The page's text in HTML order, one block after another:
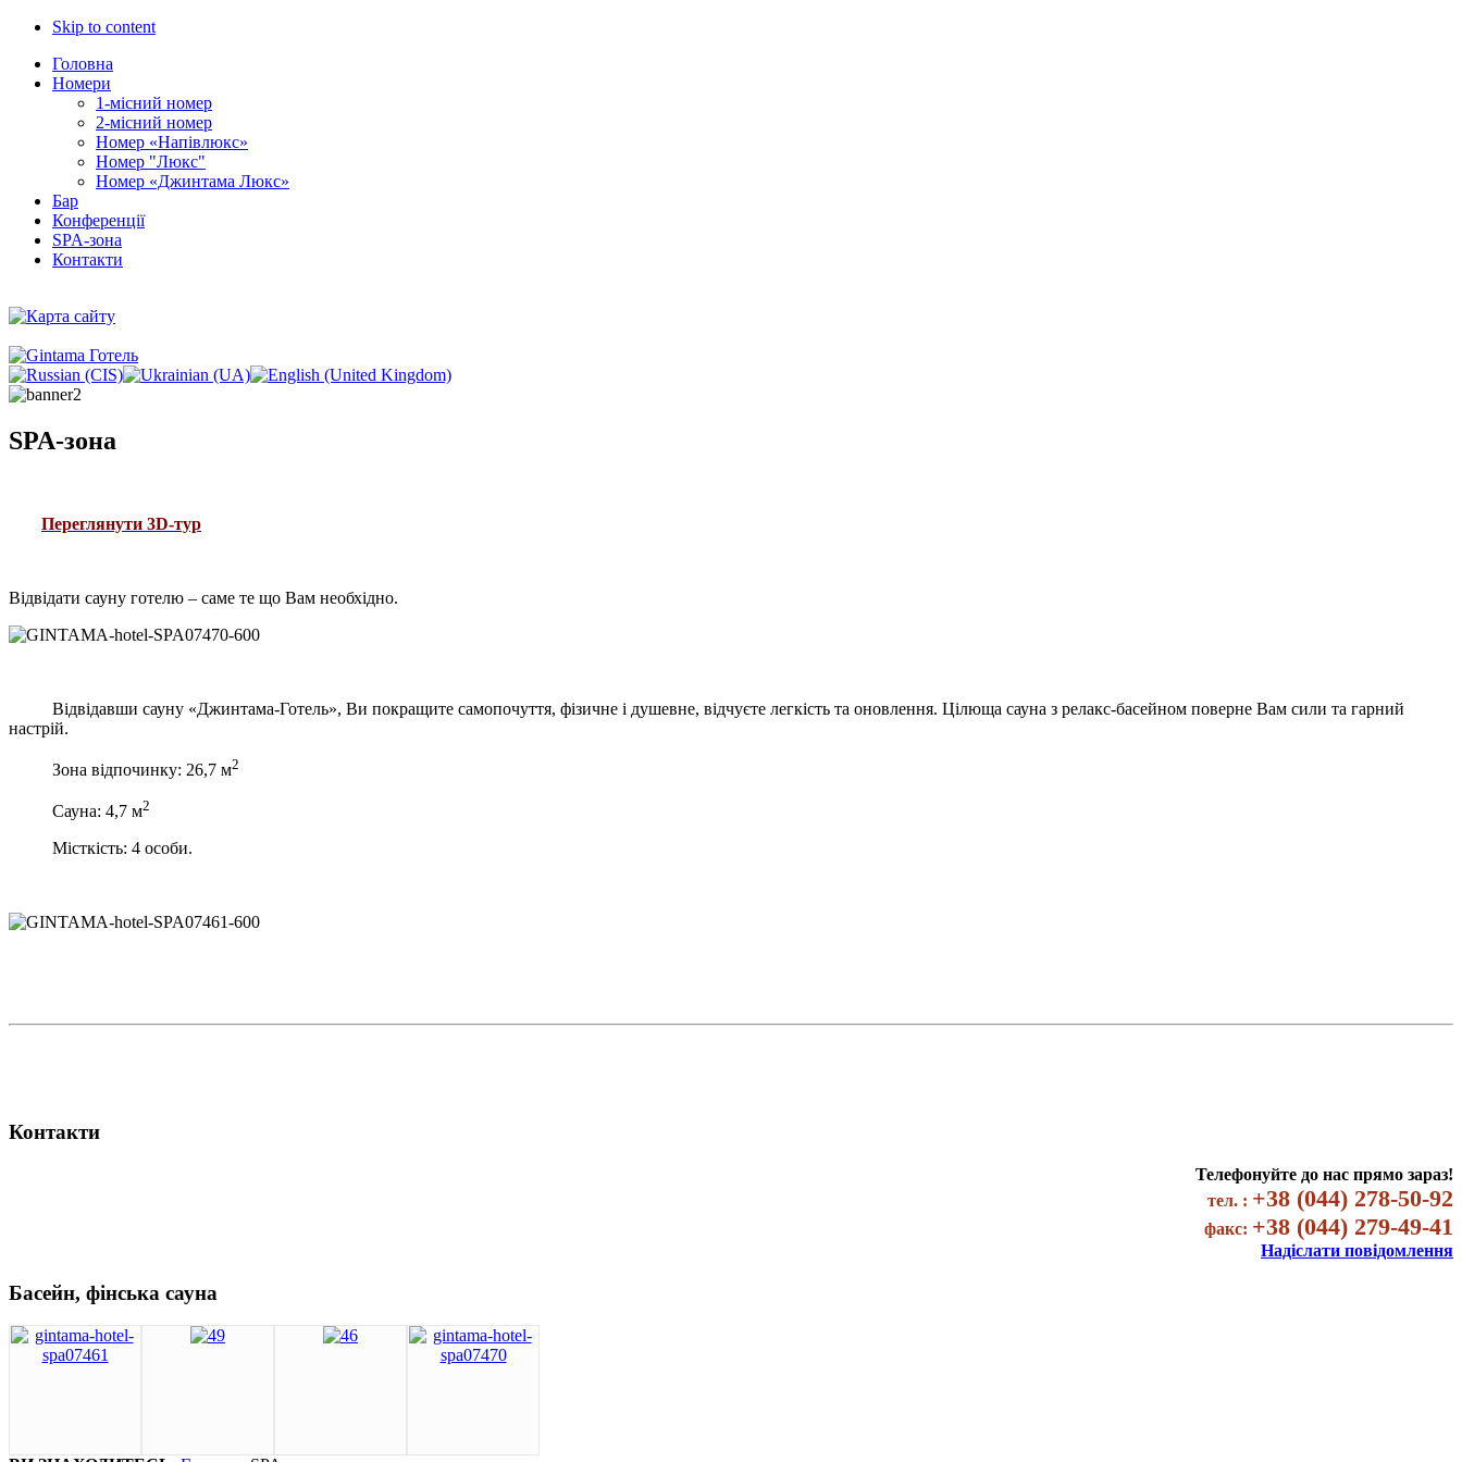
Skip to content
Головна
Номери
1-місний номер
2-місний номер
Номер «Напівлюкс»
Номер "Люкс"
Номер «Джинтама Люкс»
Бар
Конференції
SPA-зона
Контакти
SPA-зона
Переглянути 3D-тур
Відвідати сауну готелю – саме те що Вам необхідно.
Відвідавши сауну «Джинтама-Готель», Ви покращите самопочуття, фізичне і душевне, відчуєте легкість та оновлення. Цілюща сауна з релакс-басейном поверне Вам сили та гарний
настрій.
Зона відпочинку: 26,7 м2
Сауна: 4,7 м2
Місткість: 4 особи.
Контакти
Телефонуйте до нас прямо зараз!
тел. : +38 (044) 278-50-92
факс: +38 (044) 279-49-41
Надіслати повідомлення
Басейн, фінська сауна